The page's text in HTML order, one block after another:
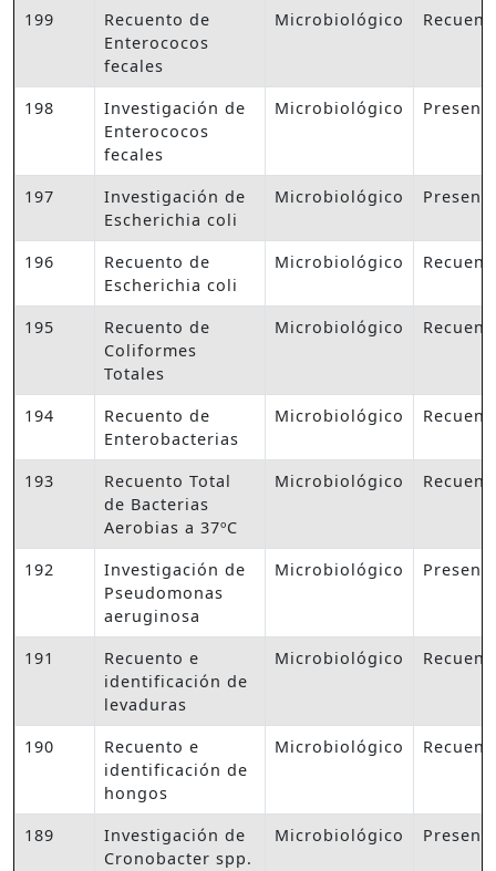
199
Recuento de
Enterococos
fecales
Microbiológico
198
Investigación de
Enterococos
fecales
Microbiológico
197
Investigación de
Escherichia coli
Microbiológico
196
Recuento de
Escherichia coli
Microbiológico
195
Recuento de
Coliformes
Totales
Microbiológico
194
Recuento de
Enterobacterias
Microbiológico
193
Recuento Total
de Bacterias
Aerobias a 37ºC
Microbiológico
192
Investigación de
Pseudomonas
aeruginosa
Microbiológico
191
Recuento e
identificación de
levaduras
Microbiológico
190
Recuento e
identificación de
hongos
Microbiológico
189
Investigación de
Cronobacter spp.
Microbiológico